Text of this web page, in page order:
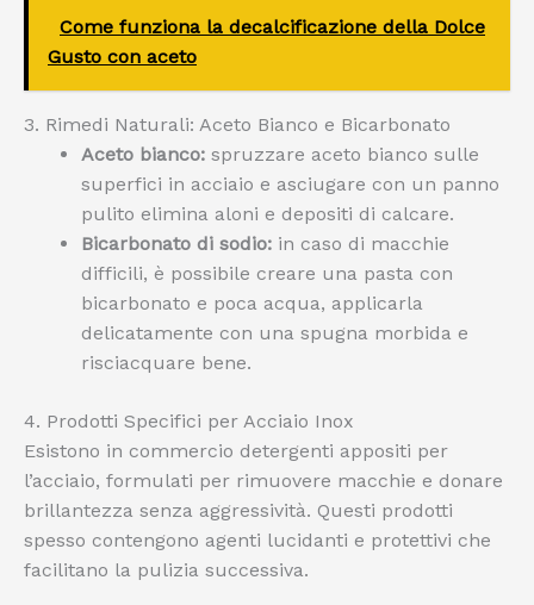
Come funziona la decalcificazione della Dolce
Gusto con aceto
3. Rimedi Naturali: Aceto Bianco e Bicarbonato
Aceto bianco: spruzzare aceto bianco sulle
superfici in acciaio e asciugare con un panno
pulito elimina aloni e depositi di calcare.
Bicarbonato di sodio: in caso di macchie
difficili, è possibile creare una pasta con
bicarbonato e poca acqua, applicarla
delicatamente con una spugna morbida e
risciacquare bene.
4. Prodotti Specifici per Acciaio Inox
Esistono in commercio detergenti appositi per
l’acciaio, formulati per rimuovere macchie e donare
brillantezza senza aggressività. Questi prodotti
spesso contengono agenti lucidanti e protettivi che
facilitano la pulizia successiva.